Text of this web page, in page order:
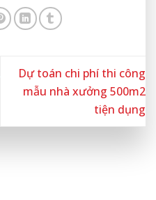
Dự toán chi phí thi công
mẫu nhà xưởng 500m2
tiện dụng